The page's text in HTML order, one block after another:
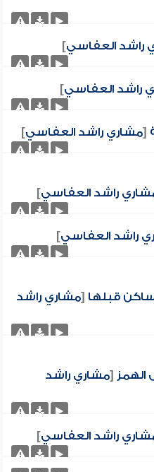
راشد العفاسي]
راشد العفاسي]
[مشاري راشد العفاسي]
راشد العفاسي]
راشد العفاسي]
قبلها [مشاري راشد
[مشاري راشد
راشد العفاسي]